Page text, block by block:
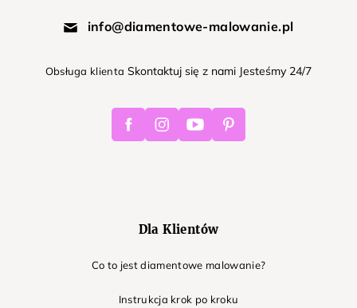
info@diamentowe-malowanie.pl
Obsługa klienta Skontaktuj się z nami Jesteśmy 24/7
FacebookInstagramYoutube Pinterest
Dla Klientów
Co to jest diamentowe malowanie?
Instrukcja krok po kroku